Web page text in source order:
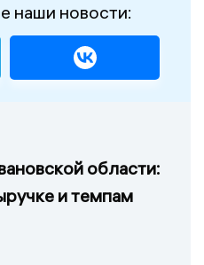
наши новости:
области:
и темпам